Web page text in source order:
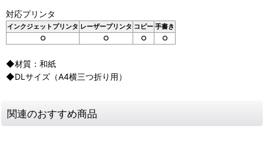
対応プリンタ
インクジェットプリンタ レーザープリンタ コピー 手書き
○
○ ○ ○
◆材質：和紙
◆DLサイズ（A4横三つ折り用）
関連のおすすめ商品